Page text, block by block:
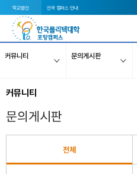
학교법인 전국 캠퍼스 안내
커뮤니티 문의게시판
커뮤니티
문의게시판
전체